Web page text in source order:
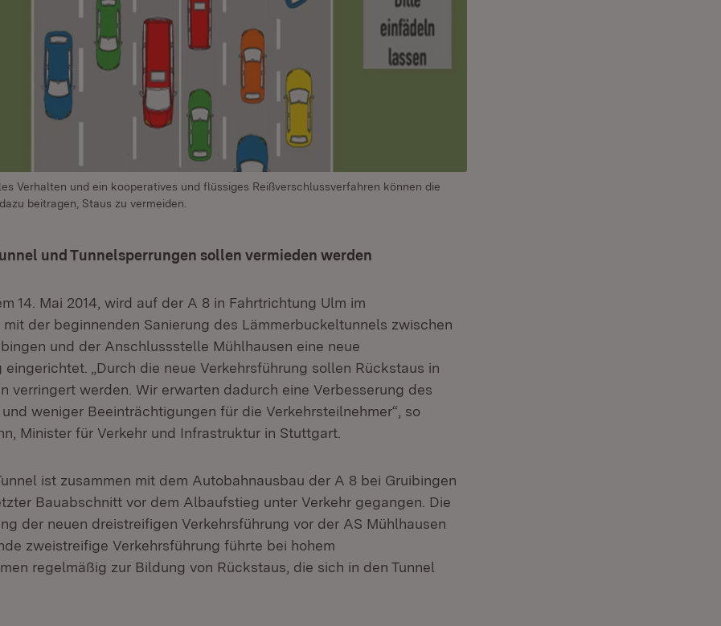
Verhalten und ein kooperatives und flüssiges Reißverschlussverfahren können die
beitragen, Staus zu vermeiden.
und Tunnelsperrungen sollen vermieden werden
14. Mai 2014, wird auf der A 8 in Fahrtrichtung Ulm im
mit der beginnenden Sanierung des Lämmerbuckeltunnels zwischen
und der Anschlussstelle Mühlhausen eine neue
eingerichtet. „Durch die neue Verkehrsführung sollen Rückstaus in
verringert werden. Wir erwarten dadurch eine Verbesserung des
weniger Beeinträchtigungen für die Verkehrsteilnehmer“, so
Minister für Verkehr und Infrastruktur in Stuttgart.
ist zusammen mit dem Autobahnausbau der A 8 bei Gruibingen
Bauabschnitt vor dem Albaufstieg unter Verkehr gegangen. Die
der neuen dreistreifigen Verkehrsführung vor der AS Mühlhausen
zweistreifige Verkehrsführung führte bei hohem
regelmäßig zur Bildung von Rückstaus, die sich in den Tunnel